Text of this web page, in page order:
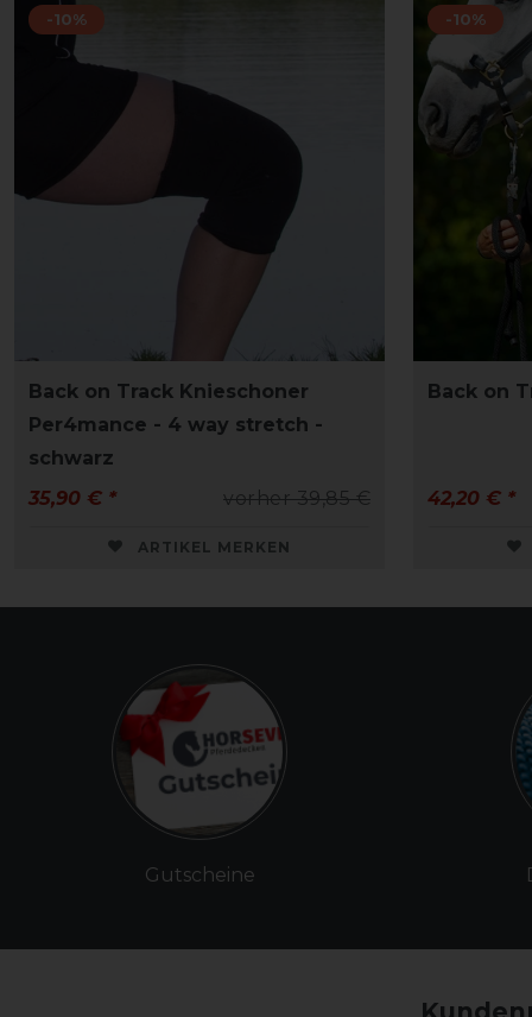
-10%
Back on Track Knieschoner
Per4mance - 4 way stretch -
schwarz
vorher 39,85 €
35,90 € *
ARTIKEL MERKEN
-10%
Back on
42,20 € *
Gutscheine